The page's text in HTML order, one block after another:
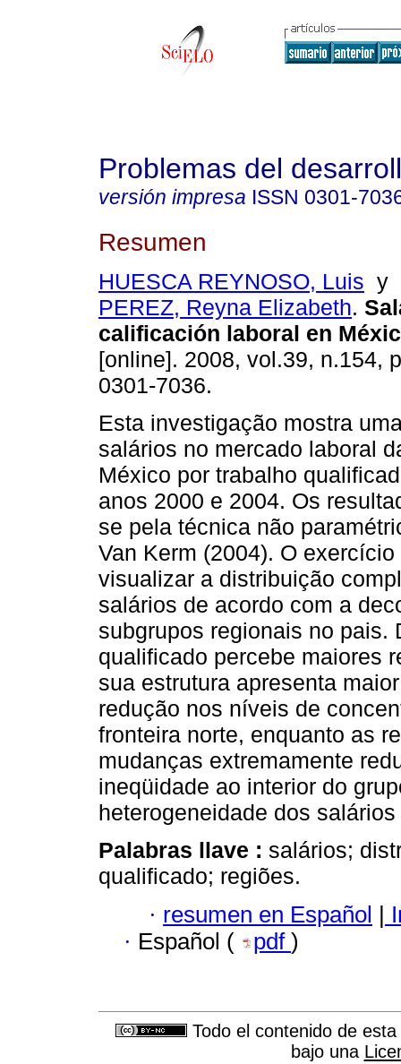
Problemas del
versión impresa ISSN 0301-
Resumen
HUESCA REYNOSO, Luis y
PEREZ, Reyna Elizabeth.
calificación laboral en
[online]. 2008, vol.39, n.154,
0301-7036.
Esta investigação mostra
salários no mercado laboral
México por trabalho
anos 2000 e 2004. Os
se pela técnica não
Van Kerm (2004). O
visualizar a distribuição
salários de acordo com a
subgrupos regionais no pais.
qualificado percebe maiores
sua estrutura apresenta
redução nos níveis de
fronteira norte, enquanto as
mudanças extremamente
ineqüidade ao interior do
heterogeneidade dos
Palabras llave : salários;
qualificado; regiões.
· resumen en Español |
· Español ( pdf )
Todo el contenido de
bajo una